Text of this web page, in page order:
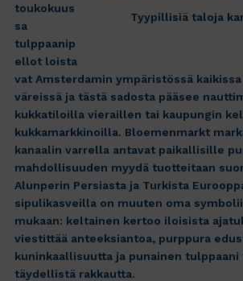
Tyypillisiä taloja
toukokuus
sa
tulppaanip
ellot loista
vat Amsterdamin ympäristössä
väreissä ja tästä sadosta pääsee
kukkatiloilla vieraillen tai kaupungin
kukkamarkkinoilla. Bloemenmarkt
kanaalin varrella antavat paikallisille
mahdollisuuden myydä tuotteitaan
Alunperin Persiasta ja Turkista
sipulikasveilla on muuten oma
mukaan: keltainen kertoo iloisista
viestittää anteeksiantoa, purppura
kuninkaallisuutta ja punainen tulppaani
täydellistä rakkautta.